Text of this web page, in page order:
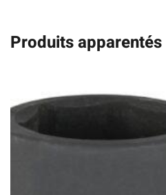
Produits apparentés